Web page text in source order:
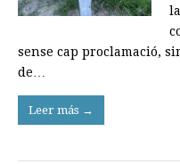
sense cap proclamació,
de…
Leer más →